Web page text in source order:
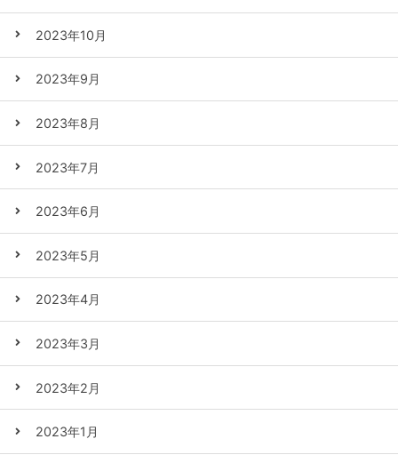
2023年10月
2023年9月
2023年8月
2023年7月
2023年6月
2023年5月
2023年4月
2023年3月
2023年2月
2023年1月